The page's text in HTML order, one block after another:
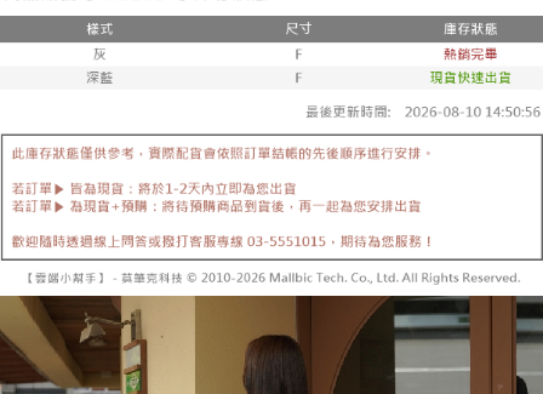
離島郵局配送
每筆NT$90，滿NT$999(含以上)免運費
【宇迅國際】限一般住址，不支援智能櫃 查看運費